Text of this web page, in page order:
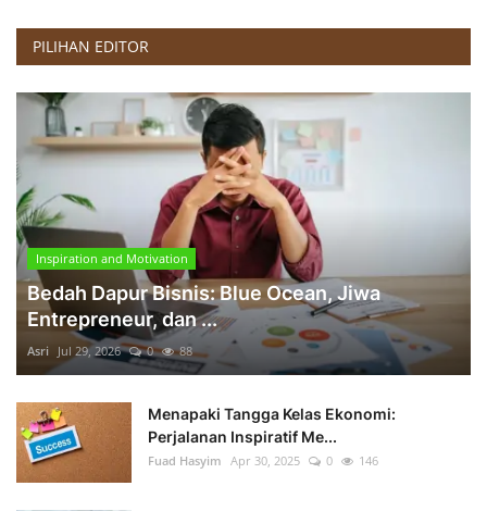
PILIHAN EDITOR
Inspiration and Motivation
Bedah Dapur Bisnis: Blue Ocean, Jiwa
Entrepreneur, dan ...
Asri Jul 29, 2026 0 88
Menapaki Tangga Kelas Ekonomi:
Perjalanan Inspiratif Me...
Fuad Hasyim Apr 30, 2025 0 146